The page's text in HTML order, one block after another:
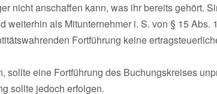
nicht anschaffen kann, was ihr bereits gehört.
weiterhin als Mitunternehmer i. S. von § 15 Abs.
Fortführung keine
sollte eine Fortführung des Buchungskreises
sollte jedoch erfolgen.